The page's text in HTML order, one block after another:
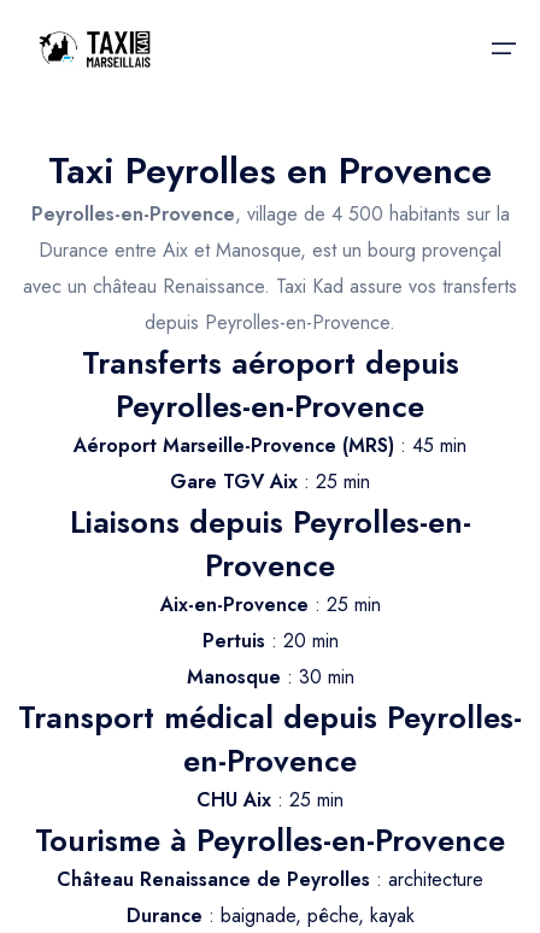
Accueil
Nos services
Nos services
Taxis Aéroport
Trajet Gare SNCF
Trajet Port croisière
Trajet Séminaire
Trajet Longue Distance
Taxis aéroport
Réservation
Actualités & évènements
Contactez-nous
Taxi Peyrolles en Provence
Peyrolles-en-Provence, village de 4 500 habitants sur la
Durance entre Aix et Manosque, est un bourg provençal
avec un château Renaissance. Taxi Kad assure vos transferts
depuis Peyrolles-en-Provence.
Transferts aéroport depuis
Peyrolles-en-Provence
Aéroport Marseille-Provence (MRS) : 45 min
Gare TGV Aix : 25 min
Liaisons depuis Peyrolles-en-
Provence
Aix-en-Provence : 25 min
Pertuis : 20 min
Manosque : 30 min
Transport médical depuis Peyrolles-
en-Provence
CHU Aix : 25 min
Tourisme à Peyrolles-en-Provence
Château Renaissance de Peyrolles : architecture
Durance : baignade, pêche, kayak